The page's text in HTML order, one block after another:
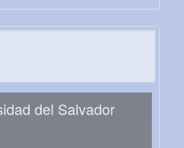
del Salvador